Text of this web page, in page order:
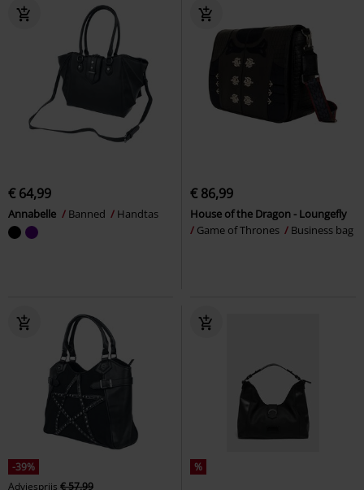
€ 64,99
Annabelle Banned Handtas
€ 86,99
House of the Dragon - Loungefly
Game of Thrones
Business bag
-39%
Adviesprijs € 57,99
%